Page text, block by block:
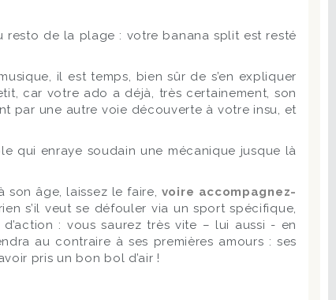
de la plage : votre banana split est resté
il est temps, bien sûr de s’en expliquer
car votre ado a déjà, très certainement, son
par une autre voie découverte à votre insu, et
qui enraye soudain une mécanique jusque là
son âge, laissez le faire, voire accompagnez-
s’il veut se défouler via un sport spécifique,
: vous saurez très vite – lui aussi - en
au contraire à ses premières amours : ses
pris un bon bol d’air !